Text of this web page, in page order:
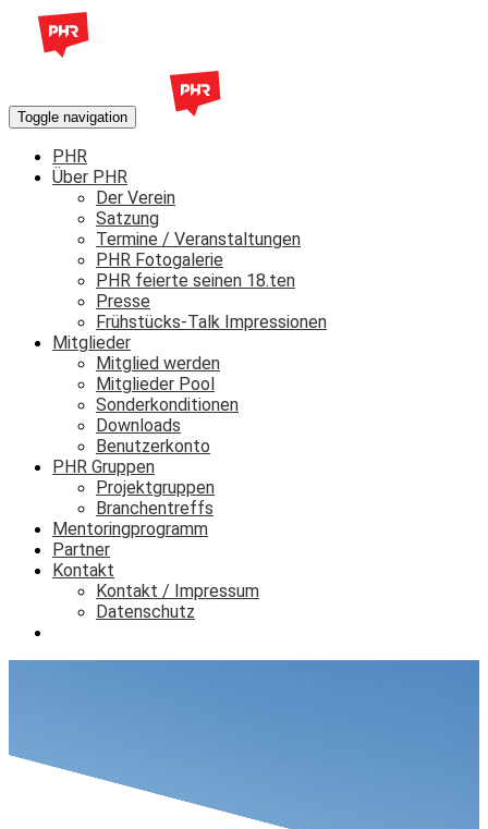
Toggle navigation
PHR
Über PHR
Der Verein
Satzung
Termine / Veranstaltungen
PHR Fotogalerie
PHR feierte seinen 18.ten
Presse
Frühstücks-Talk Impressionen
Mitglieder
Mitglied werden
Mitglieder Pool
Sonderkonditionen
Downloads
Benutzerkonto
PHR Gruppen
Projektgruppen
Branchentreffs
Mentoringprogramm
Partner
Kontakt
Kontakt / Impressum
Datenschutz